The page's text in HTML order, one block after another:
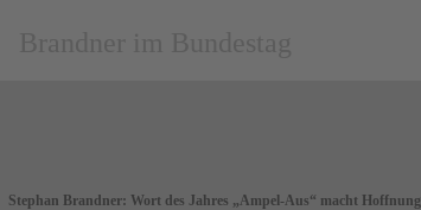
Stephan Brandner: Wort des Jahres „Ampel-Aus“ macht Hoffnung